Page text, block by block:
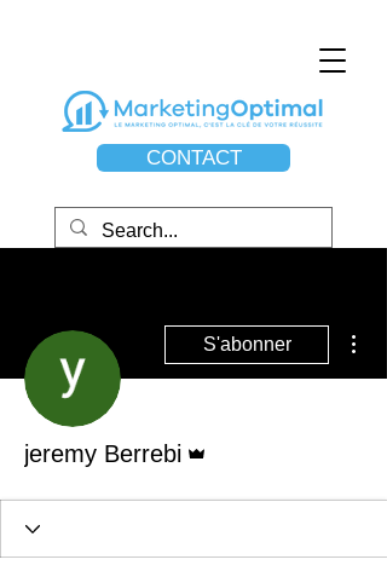
CONTACT
S'abonner
jeremy Berrebi